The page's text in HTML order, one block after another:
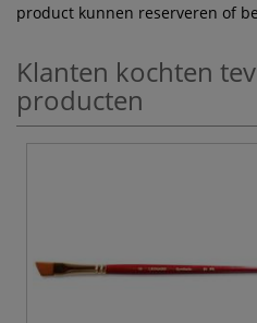
product kunnen reserveren of
Klanten kochten
producten